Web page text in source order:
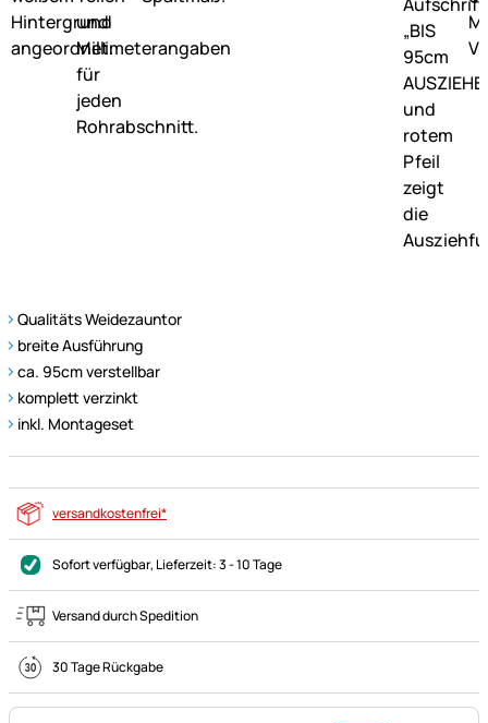
Qualitäts Weidezauntor
breite Ausführung
ca. 95cm verstellbar
komplett verzinkt
inkl. Montageset
versandkostenfrei*
Sofort verfügbar, Lieferzeit:3 - 10 Tage
Versand durch Spedition
30 Tage Rückgabe